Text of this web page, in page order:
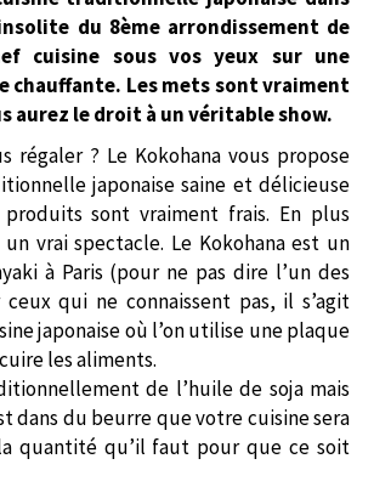
du 8ème arrondissement de
cuisine sous vos yeux sur une
chauffante. Les mets sont vraiment
aurez le droit à un véritable show.
régaler ? Le Kokohana vous propose
japonaise saine et délicieuse
sont vraiment frais. En plus
un vrai spectacle. Le Kokohana est un
à Paris (pour ne pas dire l’un des
qui ne connaissent pas, il s’agit
japonaise où l’on utilise une plaque
les aliments.
de l’huile de soja mais
dans du beurre que votre cuisine sera
quantité qu’il faut pour que ce soit